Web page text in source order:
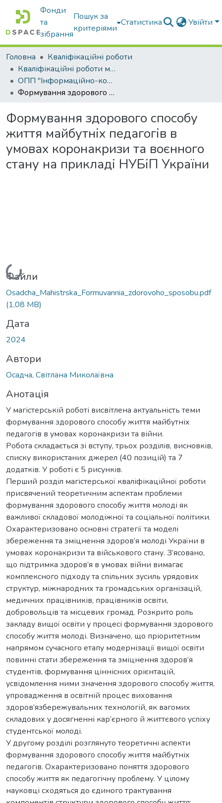
Фонди
та
зібрання
Пошук за
критеріями
Статистика Увійти
Головна
Кваліфікаційні роботи
Кваліфікаційні роботи магістрів
ОПП "Інформаційно-комунікаційні технології в освіті"
Формування здорового способу життя майбутніх педагогів в умовах коронакризи та воєнного стану на прикладі НУБіП України
Формування здорового способу
життя майбутніх педагогів в
умовах коронакризи та воєнного
стану на прикладі НУБіП України
Вантажиться...
Файли
Osadcha_Mahistrska_Formuvannia_zdorovoho_sposobu.pdf
(1,08 MB)
Дата
2024
Автори
Осадча, Світлана Миколаївна
Анотація
У магістерській роботі висвітлена актуальність теми
формування здорового способу життя майбутніх
педагогів в умовах коронакризи та війни.
Робота складається зі вступу, трьох розділів, висновків,
списку використаних джерел (40 позицій) та 7
додатків. У роботі є 5 рисунків.
Перший розділ магістерської кваліфікаційної роботи
присвячений теоретичним аспектам проблеми
формування здорового способу життя молоді як
важливої складової молодіжної та соціальної політики.
Охарактеризовано основні стратегії та моделі
збереження та зміцнення здоров’я молоді України в
умовах коронакризи та військового стану. З’ясовано,
що підтримка здоров’я в умовах війни вимагає
комплексного підходу та спільних зусиль урядових
структур, міжнародних та громадських організацій,
медичних працівників, працівників освіти,
добровольців та місцевих громад. Розкрито роль
закладу вищої освіти у процесі формування здорового
способу життя молоді. Визначено, що пріоритетним
напрямом сучасного етапу модернізації вищої освіти
повинні стати збереження та зміцнення здоров’я
студентів, формування ціннісних орієнтацій,
усвідомлення ними значення здорового способу життя,
упровадження в освітній процес виховання
здоров’язбережувальних технологій, як вагомих
складових у досягненні кар’єрного й життєвого успіху
студентської молоді.
У другому розділі розглянуто теоретичні аспекти
формування здорового способу життя майбутніх
педагогів. Охарактеризовано поняття здорового
способу життя як педагогічну проблему. У цілому
науковці сходяться до єдиного трактування